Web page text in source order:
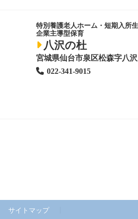
特別養護老人ホーム ・短期入所
企業主導型保育
八沢の杜
宮城県仙台市泉区松森字八沢
022-341-9015
サイトマップ